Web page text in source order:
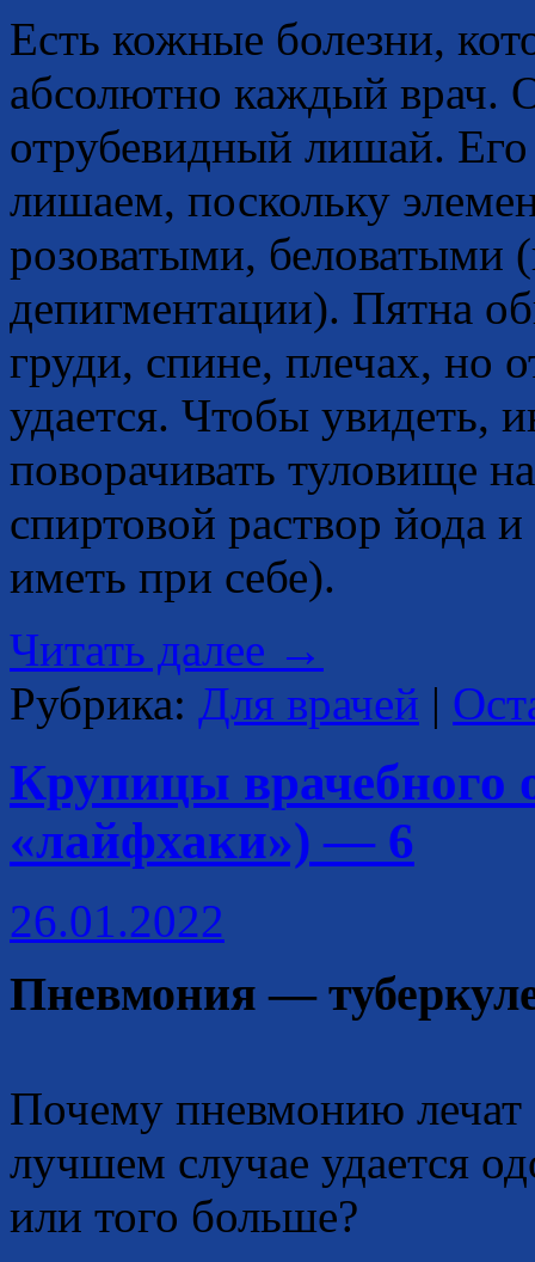
Есть кожные болезни,
абсолютно каждый врач.
отрубевидный лишай.
лишаем, поскольку
розоватыми, беловатыми
депигментации). Пятна
груди, спине, плечах, но
удается. Чтобы увидеть,
поворачивать туловище
спиртовой раствор йода
иметь при себе).
Читать далее →
Рубрика: Для врачей |
Крупицы врачебного
«лайфхаки») — 6
26.01.2022
Пневмония —
Почему пневмонию лечат
лучшем случае удается
или того больше?